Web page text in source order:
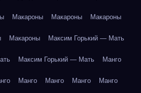
Макароны Макароны Макароны
Макароны Максим Горький — Мать
Максим Горький — Мать Манго
Манго Манго Манго Манго